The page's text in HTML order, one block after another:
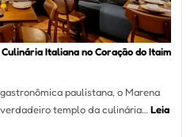
para
sua
Pizzaria
Italiana no Coração do Itaim
paulistana, o Marena
templo da culinária… Leia